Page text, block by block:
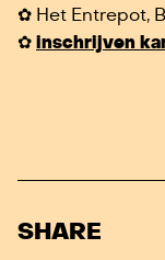
✿ Het Entrepot,
✿ inschrijven
SHARE